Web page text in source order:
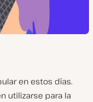
en estos días.
utilizarse para la